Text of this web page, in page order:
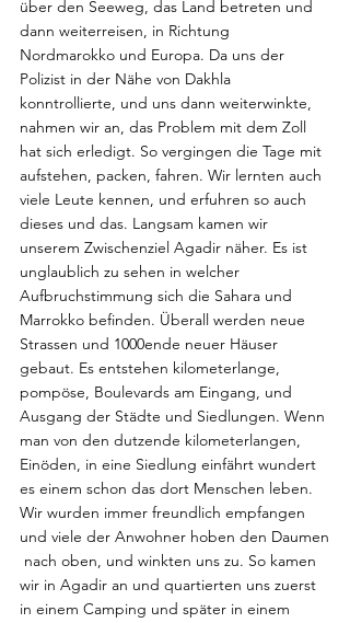
über den Seeweg, das Land betreten und
dann weiterreisen, in Richtung
Nordmarokko und Europa. Da uns der
Polizist in der Nähe von Dakhla
konntrollierte, und uns dann weiterwinkte,
nahmen wir an, das Problem mit dem Zoll
hat sich erledigt. So vergingen die Tage mit
aufstehen, packen, fahren. Wir lernten auch
viele Leute kennen, und erfuhren so auch
dieses und das. Langsam kamen wir
unserem Zwischenziel Agadir näher. Es ist
unglaublich zu sehen in welcher
Aufbruchstimmung sich die Sahara und
Marrokko befinden. Überall werden neue
Strassen und 1000ende neuer Häuser
gebaut. Es entstehen kilometerlange,
pompöse, Boulevards am Eingang, und
Ausgang der Städte und Siedlungen. Wenn
man von den dutzende kilometerlangen,
Einöden, in eine Siedlung einfährt wundert
es einem schon das dort Menschen leben.
Wir wurden immer freundlich empfangen
und viele der Anwohner hoben den Daumen
wir in Agadir an und quartierten uns zuerst
in einem Camping und später in einem